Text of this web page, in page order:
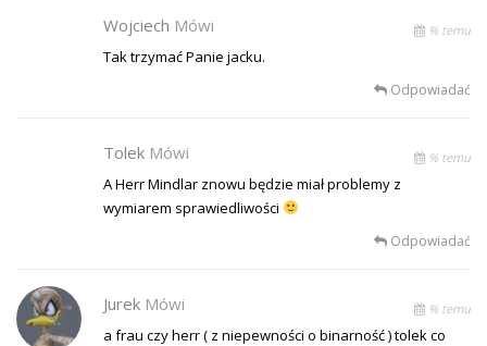
Wojciech Mówi % temu
Tak trzymać Panie jacku.
Odpowiadać
Tolek Mówi % temu
A Herr Mindlar znowu będzie miał problemy z
wymiarem sprawiedliwości
Odpowiadać
Jurek Mówi % temu
a frau czy herr ( z niepewności o binarność ) tolek co